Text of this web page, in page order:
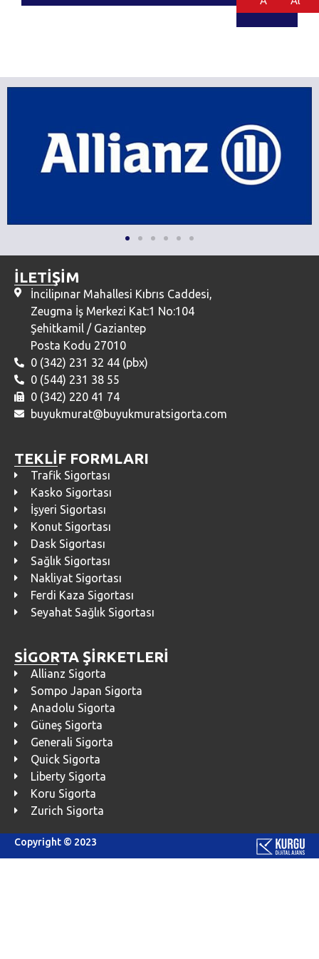
İLETİŞİM
İncilipınar Mahallesi Kıbrıs Caddesi,
Zeugma İş Merkezi Kat:1 No:104
Şehitkamil / Gaziantep
Posta Kodu 27010
0 (342) 231 32 44 (pbx)
0 (544) 231 38 55
0 (342) 220 41 74
buyukmurat@buyukmuratsigorta.com
TEKLİF FORMLARI
Trafik Sigortası
Kasko Sigortası
İşyeri Sigortası
Konut Sigortası
Dask Sigortası
Sağlık Sigortası
Nakliyat Sigortası
Ferdi Kaza Sigortası
Seyahat Sağlık Sigortası
SİGORTA ŞİRKETLERİ
Allianz Sigorta
Sompo Japan Sigorta
Anadolu Sigorta
Güneş Sigorta
Generali Sigorta
Quick Sigorta
Liberty Sigorta
Koru Sigorta
Zurich Sigorta
Copyright © 2023